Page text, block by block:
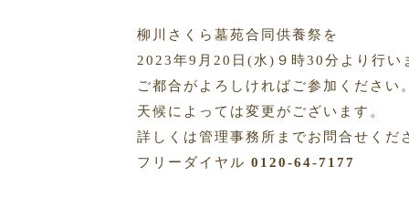
柳川さくら墓苑合同供養祭を
2023年9月20日(水)９時30分より行い
ご都合がよろしければご参加ください
天候によっては変更がございます。
詳しくは管理事務所までお問合せくだ
フリーダイヤル 0120-64-7177